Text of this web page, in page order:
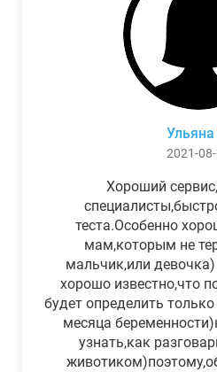
2021-
Хороший
теста.Особенно
мам,которым не
мальчик,или
хорошо известно,что
будет определить
месяца
узнать,как